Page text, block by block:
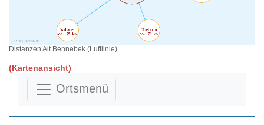
Distanzen Alt Bennebek (Luftlinie)
(Kartenansicht)
Ortsmenü